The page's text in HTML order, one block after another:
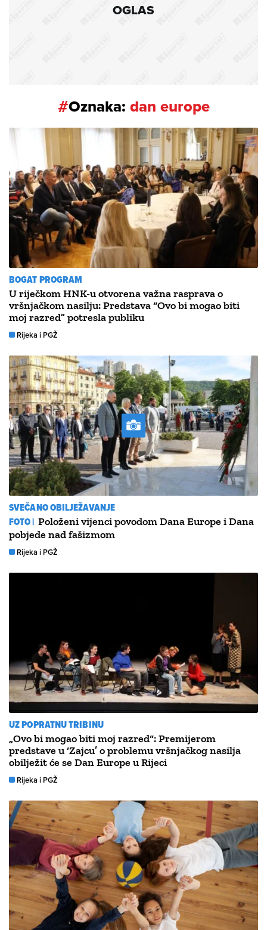
OGLAS
#Oznaka: dan europe
BOGAT PROGRAM
U riječkom HNK-u otvorena važna rasprava o
vršnjačkom nasilju: Predstava “Ovo bi mogao biti
moj razred” potresla publiku
Rijeka i PGŽ
SVEČANO OBILJEŽAVANJE
FOTO | Položeni vijenci povodom Dana Europe i Dana
pobjede nad fašizmom
Rijeka i PGŽ
UZ POPRATNU TRIBINU
„Ovo bi mogao biti moj razred“: Premijerom
predstave u ‘Zajcu’ o problemu vršnjačkog nasilja
obilježit će se Dan Europe u Rijeci
Rijeka i PGŽ